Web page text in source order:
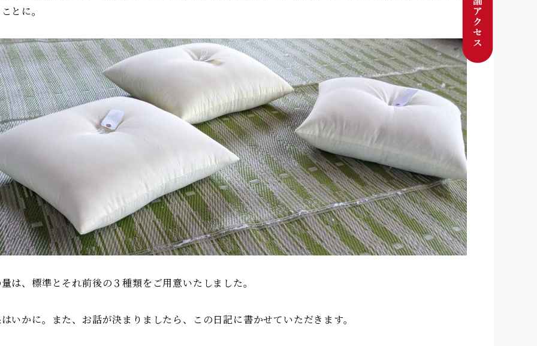
とに。
は、標準とそれ前後の３種類をご用意いたしました。
いかに。また、お話が決まりましたら、この日記に書かせていただきます。